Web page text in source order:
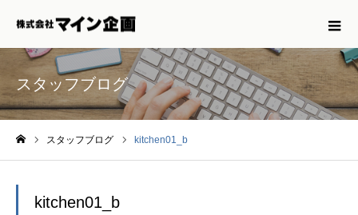
スタッフブログ
スタッフブログ kitchen01_b
kitchen01_b